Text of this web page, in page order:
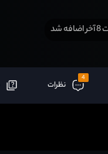
4
نظرات